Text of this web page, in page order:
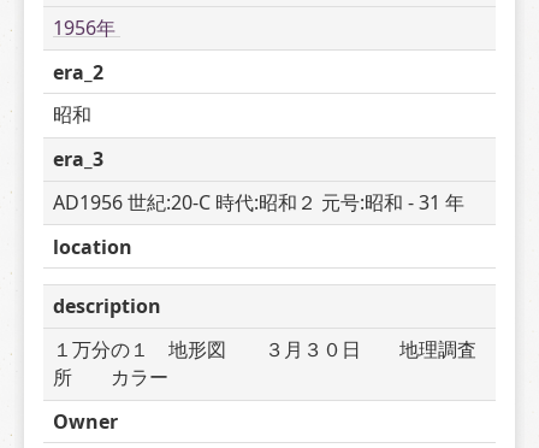
1956年
era_2
昭和
era_3
AD1956 世紀:20-C 時代:昭和２ 元号:昭和 - 31 年
location
description
１万分の１　地形図　　３月３０日　　地理調査
所　　カラー
Owner